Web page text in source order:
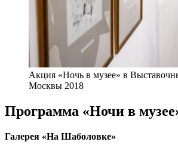
Акция «Ночь в музее» в
Москвы 2018
Программа «Ночи в
Галерея «На Шаболовке»